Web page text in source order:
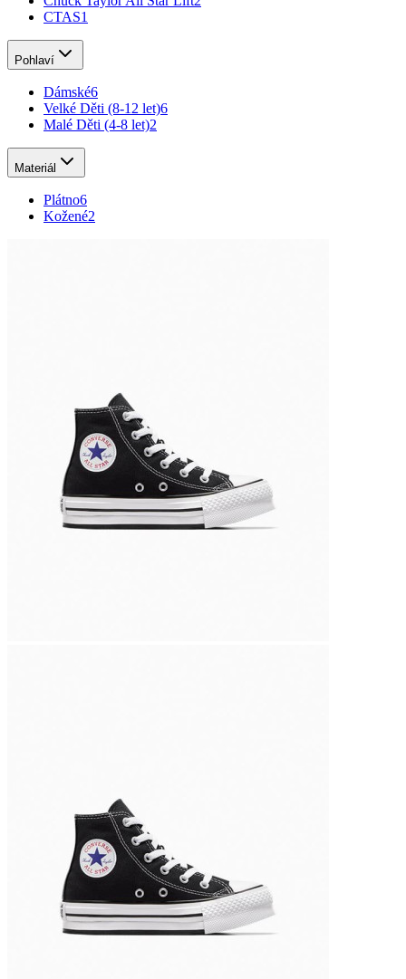
CTAS1
Pohlaví
Dámské6
Velké Děti (8-12 let)6
Malé Děti (4-8 let)2
Materiál
Plátno6
Kožené2